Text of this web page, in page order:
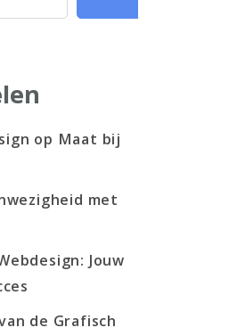
op Maat bij
met
Jouw
de Grafisch